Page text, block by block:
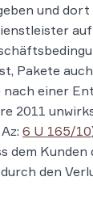
und dort
auf
Pakete
nach einer
2011
6 U 165/10
dem Kunden
den